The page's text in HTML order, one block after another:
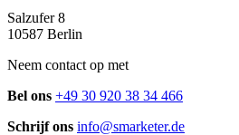
Salzufer 8
10587 Berlin
Neem contact op met
Bel ons +49 30 920 38 34 466
Schrijf ons info@smarketer.de